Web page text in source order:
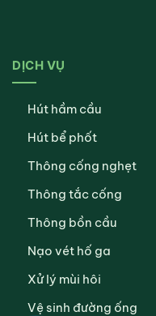
DỊCH VỤ
Hút hầm cầu
Hút bể phốt
Thông cống nghẹt
Thông tắc cống
Thông bồn cầu
Nạo vét hố ga
Xử lý mùi hôi
Vệ sinh đường ống